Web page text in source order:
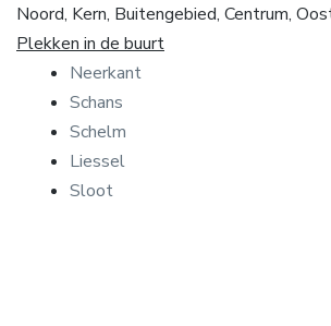
Noord, Kern, Buitengebied, Centrum,
Plekken in de buurt
Neerkant
Schans
Schelm
Liessel
Sloot